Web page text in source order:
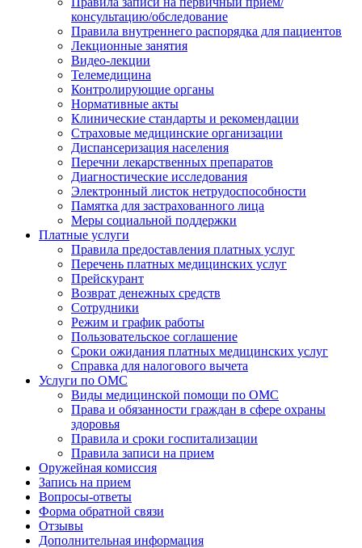
консультацию/обследование
Правила внутреннего распорядка для пациентов
Лекционные занятия
Видео-лекции
Телемедицина
Контролирующие органы
Нормативные акты
Клинические стандарты и рекомендации
Страховые медицинские организации
Диспансеризация населения
Перечни лекарственных препаратов
Диагностические исследования
Электронный листок нетрудоспособности
Памятка для застрахованного лица
Меры социальной поддержки
Платные услуги
Правила предоставления платных услуг
Перечень платных медицинских услуг
Прейскурант
Возврат денежных средств
Сотрудники
Режим и график работы
Пользовательское соглашение
Сроки ожидания платных медицинских услуг
Справка для налогового вычета
Услуги по ОМС
Виды медицинской помощи по ОМС
Права и обязанности граждан в сфере охраны
здоровья
Правила и сроки госпитализации
Правила записи на прием
Оружейная комиссия
Запись на прием
Вопросы-ответы
Форма обратной связи
Отзывы
Дополнительная информация